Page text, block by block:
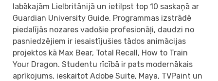
labākajām Lielbritānijā un ietilpst top 10 saskaņā ar
Guardian University Guide. Programmas izstrādē
piedalījās nozares vadošie profesionāļi, daudzi no
pasniedzējiem ir iesaistījušies tādos animācijas
projektos kā Max Bear, Total Recall, How to Train
Your Dragon. Studentu rīcībā ir pats modernākais
aprīkojums, ieskaitot Adobe Suite, Maya, TVPaint un